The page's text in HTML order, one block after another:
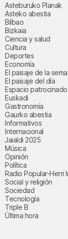
Asteburuko Planak
Asteko abestia
Bilbao
Bizkaia
Ciencia y salud
Cultura
Deportes
Economía
El paisaje de la
El paisaje del día
Espacio patrocinado
Euskadi
Gastronomía
Gaurko abestia
Informativos
Internacional
Jaialdi 2025
Música
Opinión
Política
Radio Popular-Herri
Social y religión
Sociedad
Tecnología
Triple B
Última hora